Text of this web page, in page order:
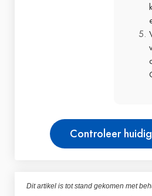
Controleer
Dit artikel is tot stand gekomen met